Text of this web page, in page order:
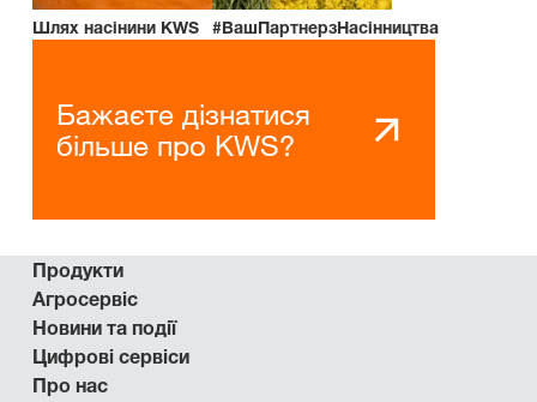
Шлях насінини KWS #ВашПартнерзНасінництва
Бажаєте дізнатися
більше про KWS?
Продукти
Агросервіс
Новини та події
Цифрові сервіси
Про нас